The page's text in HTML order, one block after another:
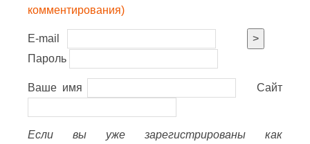
комментирования)
E-mail
>
Пароль
Ваше имя Сайт
Если вы уже зарегистрированы как